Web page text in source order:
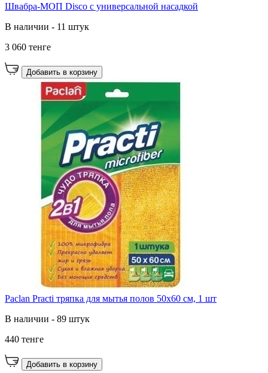
Швабра-МОП Disco с универсальной насадкой
В наличии - 11 штук
3 060 тенге
Добавить в корзину
Paclan Practi тряпка для мытья полов 50х60 см, 1 шт
В наличии - 89 штук
440 тенге
Добавить в корзину